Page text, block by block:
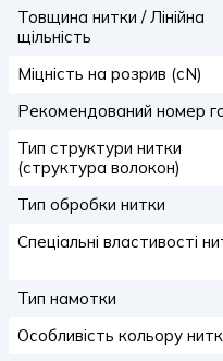
Товщина нитки / Лінійна
щільність
Міцність на розрив (сN)
Рекомендований номер
Тип структури нитки
(структура волокон)
Тип обробки нитки
Спеціальні властивості
Тип намотки
Особливість кольору